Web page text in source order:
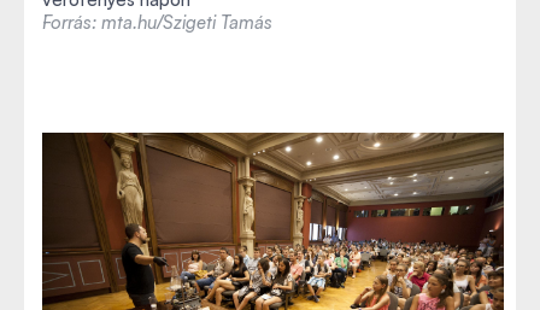
Forrás: mta.hu/Szigeti Tamás